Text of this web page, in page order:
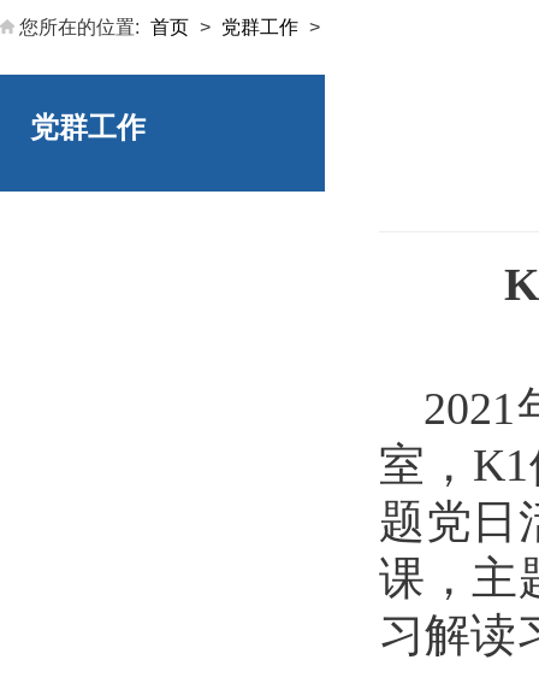
您所在的位置: 首页 > 党群工作 >
党群工作
2021
室，
题党日
课，主
习解读